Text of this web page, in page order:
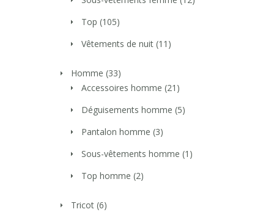
Top (105)
Vêtements de nuit (11)
Homme (33)
Accessoires homme (21)
Déguisements homme (5)
Pantalon homme (3)
Sous-vêtements homme (1)
Top homme (2)
Tricot (6)